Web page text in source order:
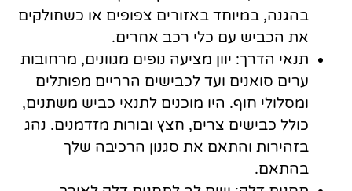
בהגנה, במיוחד באזורים צפופים או כשחולקים
את הכביש עם כלי רכב אחרים.
תנאי הדרך: יוון מציעה נופים מגוונים, מרחובות
ערים סואנים ועד לכבישים הרריים מפותלים
ומסלולי חוף. היו מוכנים לתנאי כביש משתנים,
כולל כבישים צרים, חצץ ובורות מזדמנים. נהג
בזהירות והתאם את סגנון הרכיבה שלך
בהתאם.